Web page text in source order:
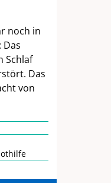
noch in
Schlaf
Das
von